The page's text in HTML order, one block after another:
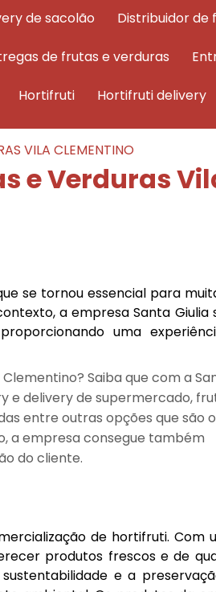
de sacolão distribuidor
de frutas e verduras
hortifruti hortifruti delivery
VILA CLEMENTINO
e Verduras
se tornou essencial para
a empresa Santa Giulia
uma
Saiba que com a
e delivery de supermercado,
entre outras opções que são
a empresa consegue também
do cliente.
de hortifruti. Com
produtos frescos e de
e a